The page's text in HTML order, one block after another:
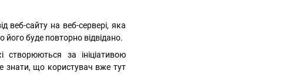
веб-сайту на веб-сервері, яка
його буде повторно відвідано.
створюються за ініціативою
знати, що користувач вже тут